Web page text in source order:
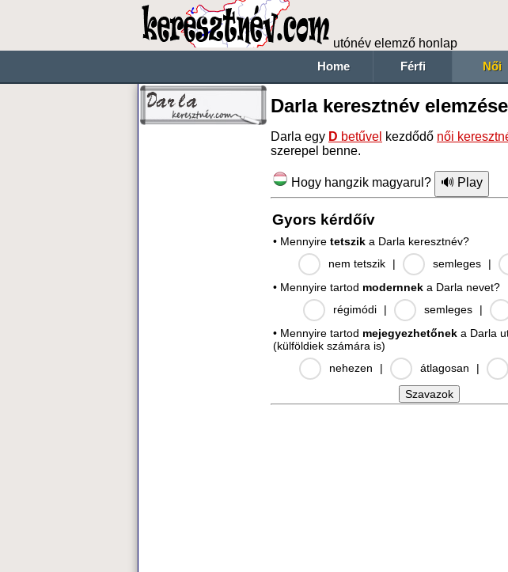
utónév elemző honlap
Home Férfi Női
Darla keresztnév elemzése
Darla egy D betűvel kezdődő női
szerepel benne.
Hogy hangzik magyarul?
Gyors kérdőív
• Mennyire tetszik a Darla keresztnév?
nem tetszik
| semleges |
• Mennyire tartod modernnek a Darla nevet?
régimódi
| semleges |
• Mennyire tartod mejegyezhetőnek a Darla
(külföldiek számára is)
nehezen
| átlagosan |